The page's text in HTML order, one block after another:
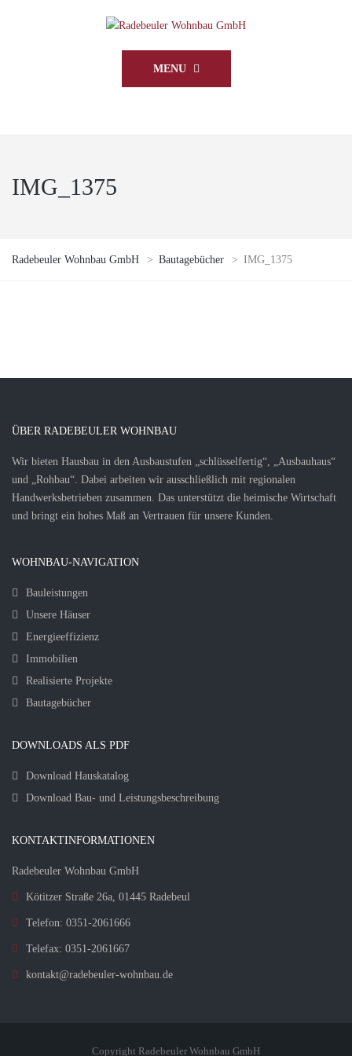
MENU
IMG_1375
Radebeuler Wohnbau GmbH > Bautagebücher > IMG_1375
ÜBER RADEBEULER WOHNBAU
Wir bieten Hausbau in den Ausbaustufen „schlüsselfertig“, „Ausbauhaus“
und „Rohbau“. Dabei arbeiten wir ausschließlich mit regionalen
Handwerksbetrieben zusammen. Das unterstützt die heimische Wirtschaft
und bringt ein hohes Maß an Vertrauen für unsere Kunden.
WOHNBAU-NAVIGATION
Bauleistungen
Unsere Häuser
Energieeffizienz
Immobilien
Realisierte Projekte
Bautagebücher
DOWNLOADS ALS PDF
Download Hauskatalog
Download Bau- und Leistungsbeschreibung
KONTAKTINFORMATIONEN
Radebeuler Wohnbau GmbH
Kötitzer Straße 26a, 01445 Radebeul
Telefon: 0351-2061666
Telefax: 0351-2061667
kontakt@radebeuler-wohnbau.de
Copyright Radebeuler Wohnbau GmbH